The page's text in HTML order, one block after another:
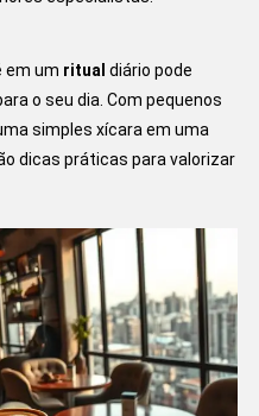
em um ritual diário pode
o seu dia. Com pequenos
simples xícara em uma
dicas práticas para valorizar